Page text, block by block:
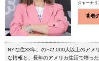
ジャーナ
著者
NY在住33年。のべ2,000人以上のアメ
な情報と、長年のアメリカ生活で培っ